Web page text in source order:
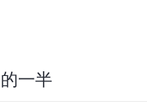
一半